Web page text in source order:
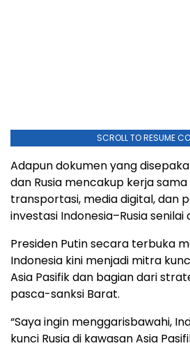
SCROLL TO RESUME
Adapun dokumen yang
dan Rusia mencakup kerja
transportasi, media digital, dan
investasi Indonesia–Rusia senilai
Presiden Putin secara terbuka
Indonesia kini menjadi mitra
Asia Pasifik dan bagian dari
pasca-sanksi Barat.
“Saya ingin menggarisbawahi,
kunci Rusia di kawasan Asia